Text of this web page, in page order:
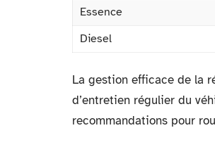
Essence
Diesel
La gestion efficace de la
d’entretien régulier du
recommandations pour